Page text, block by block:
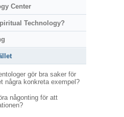
Center
Technology?
gör bra saker för
några konkreta exempel?
någonting för att